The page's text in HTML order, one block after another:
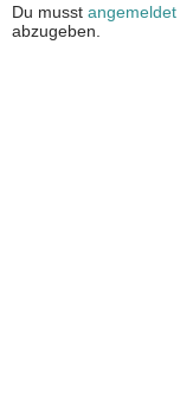
Du musst angemeldet
abzugeben.